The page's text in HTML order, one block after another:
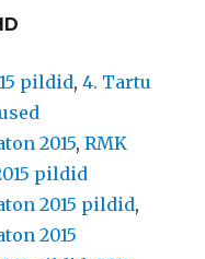
pildid,4. Tartu
2015,RMK
pildid
2015 pildid,
2015